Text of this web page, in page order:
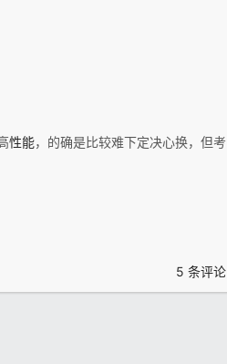
性能，的确是比较难下定决心换，但考
5 条评论